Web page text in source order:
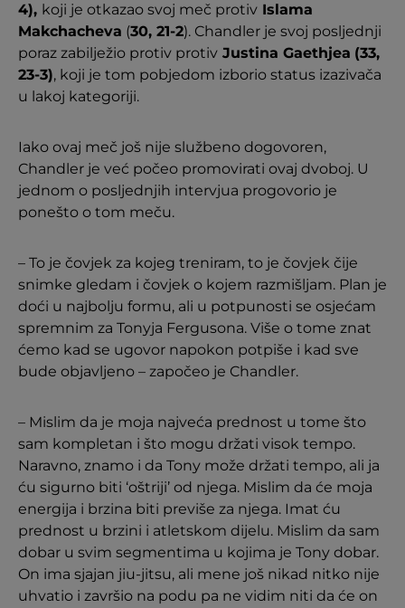
4), koji je otkazao svoj meč protiv Islama
Makchacheva (30, 21-2). Chandler je svoj posljednji
poraz zabilježio protiv protiv Justina Gaethjea (33,
23-3), koji je tom pobjedom izborio status izazivača
u lakoj kategoriji.
Iako ovaj meč još nije službeno dogovoren,
Chandler je već počeo promovirati ovaj dvoboj. U
jednom o posljednjih intervjua progovorio je
ponešto o tom meču.
– To je čovjek za kojeg treniram, to je čovjek čije
snimke gledam i čovjek o kojem razmišljam. Plan je
doći u najbolju formu, ali u potpunosti se osjećam
spremnim za Tonyja Fergusona. Više o tome znat
ćemo kad se ugovor napokon potpiše i kad sve
bude objavljeno – započeo je Chandler.
– Mislim da je moja najveća prednost u tome što
sam kompletan i što mogu držati visok tempo.
Naravno, znamo i da Tony može držati tempo, ali ja
ću sigurno biti ‘oštriji’ od njega. Mislim da će moja
energija i brzina biti previše za njega. Imat ću
prednost u brzini i atletskom dijelu. Mislim da sam
dobar u svim segmentima u kojima je Tony dobar.
On ima sjajan jiu-jitsu, ali mene još nikad nitko nije
uhvatio i završio na podu pa ne vidim niti da će on